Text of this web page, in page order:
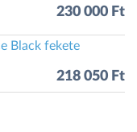
230 000 Ft
Black fekete
218 050 Ft